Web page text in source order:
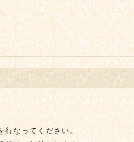
行なってください。